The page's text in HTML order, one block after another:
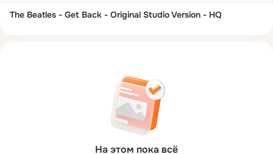
The Beatles - Get Back - Original Studio Version - HQ
На этом пока всё